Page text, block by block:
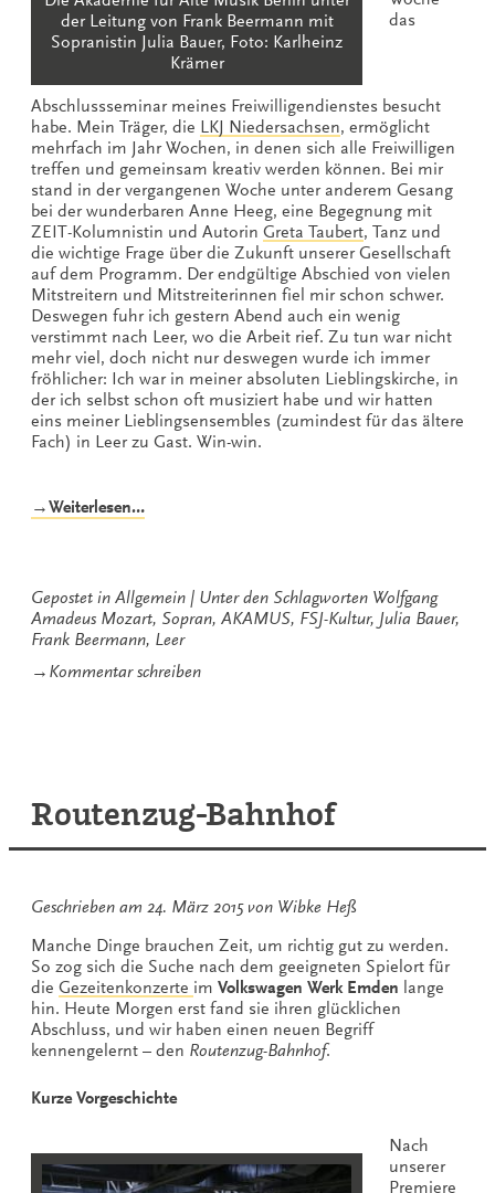
der Leitung von Frank Beermann mit
Sopranistin Julia Bauer, Foto: Karlheinz
Krämer
das
Abschlussseminar meines Freiwilligendienstes besucht
habe. Mein Träger, die LKJ Niedersachsen, ermöglicht
mehrfach im Jahr Wochen, in denen sich alle Freiwilligen
treffen und gemeinsam kreativ werden können. Bei mir
stand in der vergangenen Woche unter anderem Gesang
bei der wunderbaren Anne Heeg, eine Begegnung mit
ZEIT-Kolumnistin und Autorin Greta Taubert, Tanz und
die wichtige Frage über die Zukunft unserer Gesellschaft
auf dem Programm. Der endgültige Abschied von vielen
Mitstreitern und Mitstreiterinnen fiel mir schon schwer.
Deswegen fuhr ich gestern Abend auch ein wenig
verstimmt nach Leer, wo die Arbeit rief. Zu tun war nicht
mehr viel, doch nicht nur deswegen wurde ich immer
fröhlicher: Ich war in meiner absoluten Lieblingskirche, in
der ich selbst schon oft musiziert habe und wir hatten
eins meiner Lieblingsensembles (zumindest für das ältere
Fach) in Leer zu Gast. Win-win.
→Weiterlesen…„Mozart-
Gepostet in Allgemein Unter den Schlagworten Wolfgang
Amadeus Mozart, Sopran, AKAMUS, FSJ-Kultur, Julia Bauer,
Frank Beermann, Leer
→ Kommentar schreibenzu
Routenzug-Bahnhof
Geschrieben am 24. März 2015von Wibke Heß
Manche Dinge brauchen Zeit, um richtig gut zu werden.
So zog sich die Suche nach dem geeigneten Spielort für
die Gezeitenkonzerte im Volkswagen Werk Emden lange
hin. Heute Morgen erst fand sie ihren glücklichen
Abschluss, und wir haben einen neuen Begriff
kennengelernt – den Routenzug-Bahnhof.
Kurze Vorgeschichte
Nach
unserer
Premiere